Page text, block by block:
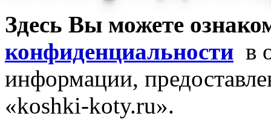
Здесь Вы можете
конфиденциальности в
информации,
«koshki-koty.ru».